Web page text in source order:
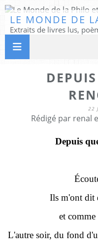
22
Rédigé par renal
Depuis
Ils m'ont dit
et
L'autre soir, du fond